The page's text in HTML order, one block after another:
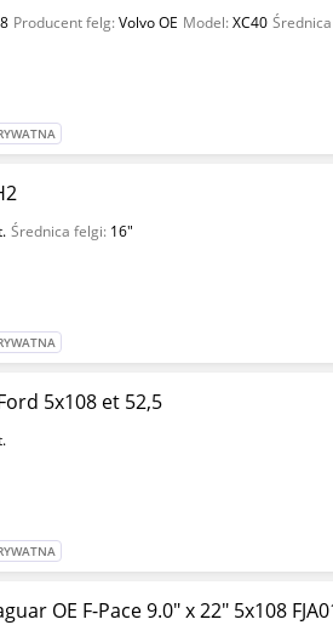
Producent felg:Volvo OE Model:XC40
Średnica felgi: 16"
5x108 et 52,5
OE F-Pace 9.0" x 22" 5x108